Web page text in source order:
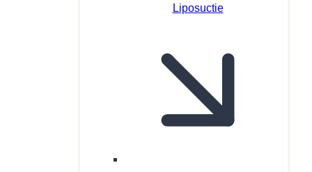
Liposuctie